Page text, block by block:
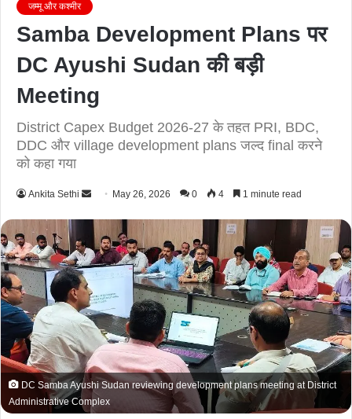
जम्मू और कश्मीर
Samba Development Plans पर
DC Ayushi Sudan की बड़ी
Meeting
District Capex Budget 2026-27 के तहत PRI, BDC,
DDC और village development plans जल्द final करने
को कहा गया
Ankita Sethi
n
d
a
n
e
m
i
l
May 26, 2026 0 4 1 minute read
DC Samba Ayushi Sudan reviewing development plans meeting at District
Administrative Complex